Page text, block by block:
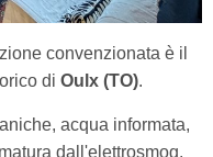
convenzionata è il
di Oulx (TO).
acqua informata,
dall'elettrosmog.